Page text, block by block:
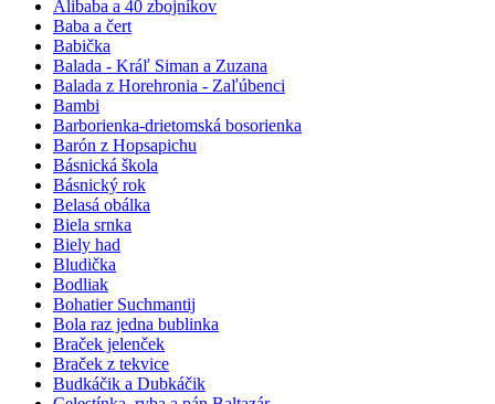
Alibaba a 40 zbojníkov
Baba a čert
Babička
Balada - Kráľ Siman a Zuzana
Balada z Horehronia - Zaľúbenci
Bambi
Barborienka-drietomská bosorienka
Barón z Hopsapichu
Básnická škola
Básnický rok
Belasá obálka
Biela srnka
Biely had
Bludička
Bodliak
Bohatier Suchmantij
Bola raz jedna bublinka
Braček jelenček
Braček z tekvice
Budkáčik a Dubkáčik